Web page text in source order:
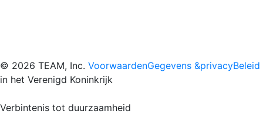
© 2026 TEAM, Inc. VoorwaardenGegevens &privacyBeleid
in het Verenigd Koninkrijk
Verbintenis tot duurzaamheid